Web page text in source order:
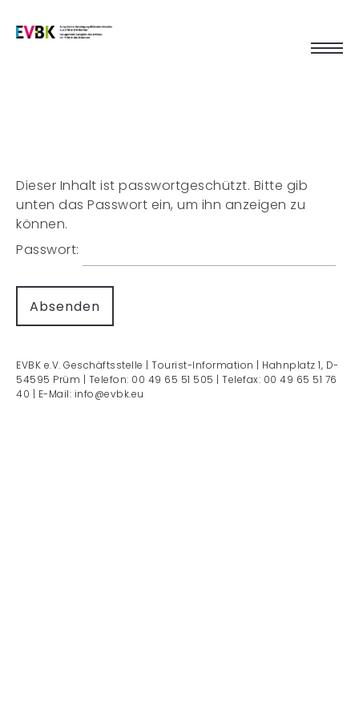
Dieser Inhalt ist passwortgeschützt. Bitte gib
unten das Passwort ein, um ihn anzeigen zu
können.
Passwort:
EVBK e.V. Geschäftsstelle | Tourist-Information | Hahnplatz 1, D-
54595 Prüm | Telefon: 00 49 65 51 505 | Telefax: 00 49 65 51 76
40 | E-Mail: info@evbk.eu